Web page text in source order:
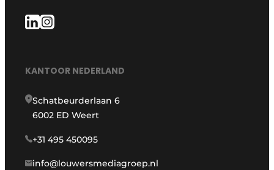
KANTOOR NEDERLAND
Schatbeurderlaan 6
6002 ED Weert
+31 495 450095
info@louwersmediagroep.nl